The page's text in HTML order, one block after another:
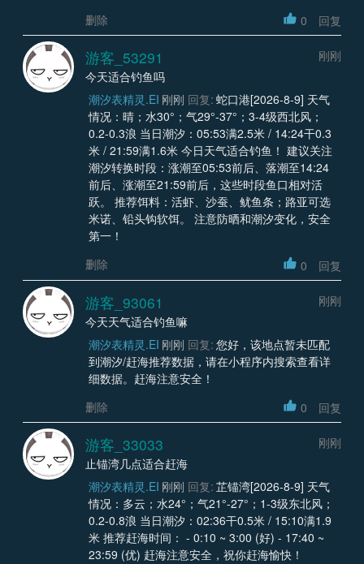
删除
0 回复
游客_53291
刚刚
今天适合钓鱼吗
潮汐表精灵.EI 刚刚 回复: 蛇口港[2026-8-9] 天气
情况：晴；水30°；气29°-37°；3-4级西北风；
0.2-0.3浪 当日潮汐：05:53满2.5米 / 14:24干0.3
米 / 21:59满1.6米 今日天气适合钓鱼！ 建议关注
潮汐转换时段：涨潮至05:53前后、落潮至14:24
前后、涨潮至21:59前后，这些时段鱼口相对活
跃。 推荐饵料：活虾、沙蚕、鱿鱼条；路亚可选
米诺、铅头钩软饵。 注意防晒和潮汐变化，安全
第一！
删除
0 回复
游客_93061
刚刚
今天天气适合钓鱼嘛
潮汐表精灵.EI 刚刚 回复: 您好，该地点暂未匹配
到潮汐/赶海推荐数据，请在小程序内搜索查看详
细数据。赶海注意安全！
删除
0 回复
游客_33033
刚刚
止锚湾几点适合赶海
潮汐表精灵.EI 刚刚 回复: 芷锚湾[2026-8-9] 天气
情况：多云；水24°；气21°-27°；1-3级东北风；
0.2-0.8浪 当日潮汐：02:36干0.5米 / 15:10满1.9
米 推荐赶海时间： - 0:10 ~ 3:00 (好) - 17:40 ~
23:59 (优) 赶海注意安全，祝你赶海愉快！